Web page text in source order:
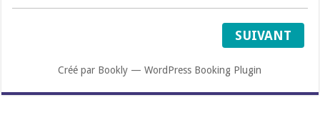
SUIVANT
Créé par Bookly —WordPress Booking Plugin